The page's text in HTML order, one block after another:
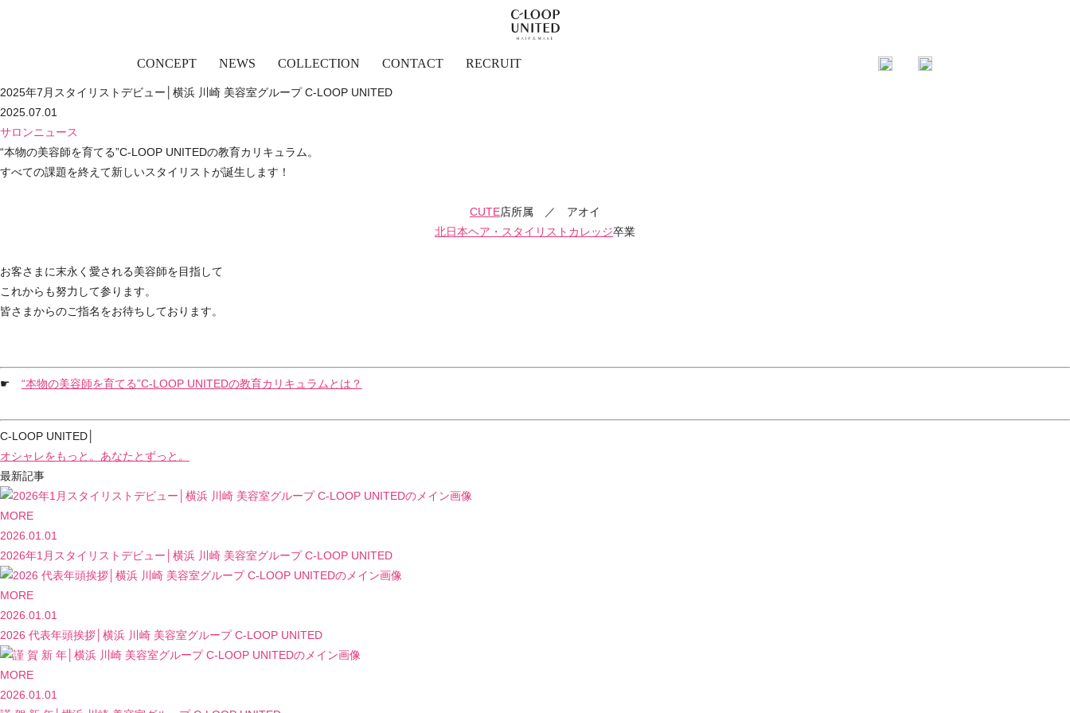
CONCEPT NEWS COLLECTION CONTACT RECRUIT
2025年7月スタイリストデビュー│横浜 川崎 美容室グループ C-LOOP UNITED
2025.07.01
サロンニュース
“本物の美容師を育てる”C-LOOP UNITEDの教育カリキュラム。
すべての課題を終えて新しいスタイリストが誕生します！
CUTE店所属 ／ アオイ
北日本ヘア・スタイリストカレッジ卒業
お客さまに末永く愛される美容師を目指して
これからも努力して参ります。
皆さまからのご指名をお待ちしております。
☛ “本物の美容師を育てる”C-LOOP UNITEDの教育カリキュラムとは？
C-LOOP UNITED│
オシャレをもっと。あなたとずっと。
最新記事
MORE
2026.01.01
2026年1月スタイリストデビュー│横浜 川崎 美容室グループ C-LOOP UNITED
MORE
2026.01.01
2026 代表年頭挨拶│横浜 川崎 美容室グループ C-LOOP UNITED
MORE
2026.01.01